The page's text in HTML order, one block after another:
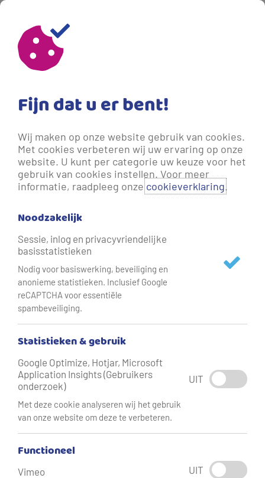
Controleafspraak wijzigen
Controle afspraak wijzigen
In de aankondigingsbrief die u van Vitens
ontvangt wordt een datum en dagdeel genoemd
deze afspraak wijzigen door in te loggen met de
aankondigingsbrief. Na het kiezen van een
nieuwe controledatum en -tijd ontvangt u per e-
Fijn dat u er bent!
Wij maken op onze website gebruik van cookies.
Met cookies verbeteren wij uw ervaring op onze
website. U kunt per categorie uw keuze voor het
gebruik van cookies instellen. Voor meer
informatie, raadpleeg onzecookieverklaring.
Noodzakelijk
Sessie, inlog en privacyvriendelijke
basisstatistieken
Nodig voor basiswerking, beveiliging en
anonieme statistieken. Inclusief Google
reCAPTCHA voor essentiële
spambeveiliging.
Statistieken & gebruik
Google Optimize, Hotjar, Microsoft
Application Insights (Gebruikers
onderzoek)
Met deze cookie analyseren wij het gebruik
van onze website om deze te verbeteren.
UIT
Functioneel
Vimeo UIT